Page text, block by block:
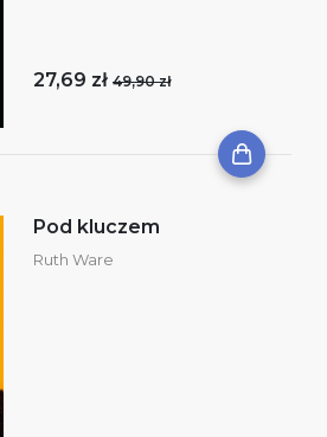
27,69 zł 49,90 zł
Pod kluczem
Ruth Ware